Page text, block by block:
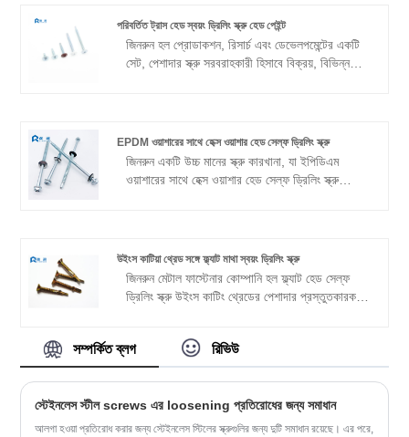
ফাস্টেনার প্রস্তুতকারক হয়ে উঠেছে। এবং অন্যান্য পণ্য।
পরিবর্তিত ট্রাস হেড স্বয়ং ড্রিলিং স্ক্রু হেড পেইন্ট
জিনরুন হল প্রোডাকশন, রিসার্চ এবং ডেভেলপমেন্টের একটি
সেট, পেশাদার স্ক্রু সরবরাহকারী হিসাবে বিক্রয়, বিভিন্ন
EPDM ওয়াশারের সাথে হেক্স ওয়াশার হেড সেল্ফ ড্রিলিং স্ক্রু
জিনরুন একটি উচ্চ মানের স্ক্রু কারখানা, যা ইপিডিএম
ওয়াশারের সাথে হেক্স ওয়াশার হেড সেল্ফ ড্রিলিং স্ক্রু
উইংস কাটিয়া থ্রেড সঙ্গে ফ্ল্যাট মাথা স্বয়ং ড্রিলিং স্ক্রু
জিনরুন মেটাল ফাস্টেনার কোম্পানি হল ফ্ল্যাট হেড সেল্ফ
ড্রিলিং স্ক্রু উইংস কাটিং থ্রেডের পেশাদার প্রস্তুতকারক,
কঠোরভাবে উত্পাদিত হয় যাতে প্রতিটি পণ্য কঠোর মানের মান
পূরণ করে। একসাথে একটি ভাল ভবিষ্যত তৈরি করতে আমরা
প্রতিশ্রুতিবদ্ধ।
সম্পর্কিত ব্লগ রিভিউ
স্টেইনলেস স্টীল screws এর loosening প্রতিরোধের জন্য সমাধান
আলগা হওয়া প্রতিরোধ করার জন্য স্টেইনলেস স্টিলের স্ক্রুগুলির জন্য দুটি সমাধান রয়েছে। এর পরে,